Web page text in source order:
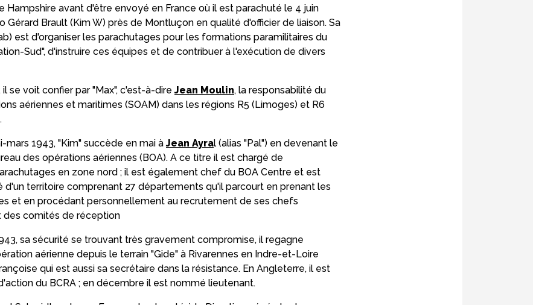
Hampshire avant d'être envoyé en France où il est parachuté le 4 juin
Gérard Brault (Kim W) près de Montluçon en qualité d'officier de liaison. Sa
est d'organiser les parachutages pour les formations paramilitaires du
Sud", d'instruire ces équipes et de contribuer à l'exécution de divers
se voit confier par "Max", c'est-à-dire Jean Moulin, la responsabilité du
aériennes et maritimes (SOAM) dans les régions R5 (Limoges) et R6
mars 1943, "Kim" succède en mai à Jean Ayral (alias "Pal") en devenant le
des opérations aériennes (BOA). A ce titre il est chargé de
en zone nord ; il est également chef du BOA Centre et est
territoire comprenant 27 départements qu'il parcourt en prenant les
et en procédant personnellement au recrutement de ses chefs
comités de réception
sa sécurité se trouvant très gravement compromise, il regagne
aérienne depuis le terrain "Gide" à Rivarennes en Indre-et-Loire
qui est aussi sa secrétaire dans la résistance. En Angleterre, il est
du BCRA ; en décembre il est nommé lieutenant.